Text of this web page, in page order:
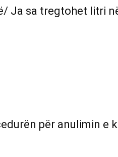
Ja sa tregtohet litri
për anulimin e